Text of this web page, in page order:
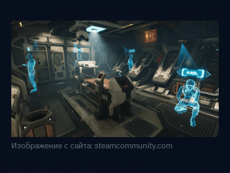
Изображение с сайта: steamcommunity.com